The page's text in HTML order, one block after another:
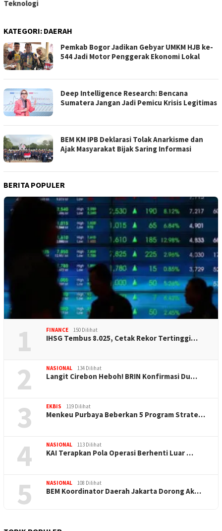
KATEGORI: DAERAH
Pemkab Bogor Jadikan Gebyar UMKM HJB ke-
544 Jadi Motor Penggerak Ekonomi Lokal
Deep Intelligence Research: Bencana
Sumatera Jangan Jadi Pemicu Krisis Legitimas
BEM KM IPB Deklarasi Tolak Anarkisme dan
Ajak Masyarakat Bijak Saring Informasi
BERITA POPULER
1 FINANCE 150 Dilihat
IHSG Tembus 8.025, Cetak Rekor Tertinggi…
2 NASIONAL 134 Dilihat
Langit Cirebon Heboh! BRIN Konfirmasi Du…
3 EKBIS 119 Dilihat
Menkeu Purbaya Beberkan 5 Program Strate…
4 NASIONAL 113 Dilihat
KAI Terapkan Pola Operasi Berhenti Luar …
5 NASIONAL 108 Dilihat
BEM Koordinator Daerah Jakarta Dorong Ak…